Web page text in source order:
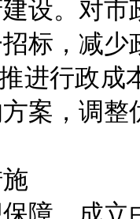
设。对
标，减少
行政成
案，调